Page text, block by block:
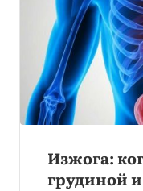
Изжога:
грудиной